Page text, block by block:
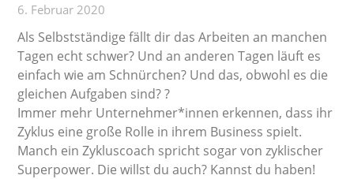
6. Februar 2020
Als Selbstständige fällt dir das Arbeiten an manchen
Tagen echt schwer? Und an anderen Tagen läuft es
einfach wie am Schnürchen? Und das, obwohl es die
gleichen Aufgaben sind? ?
Immer mehr Unternehmer*innen erkennen, dass ihr
Zyklus eine große Rolle in ihrem Business spielt.
Manch ein Zykluscoach spricht sogar von zyklischer
Superpower. Die willst du auch? Kannst du haben!